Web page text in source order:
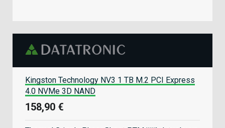
Kingston Technology NV3 1 TB M.2 PCI Express
4.0 NVMe 3D NAND
158,90 €